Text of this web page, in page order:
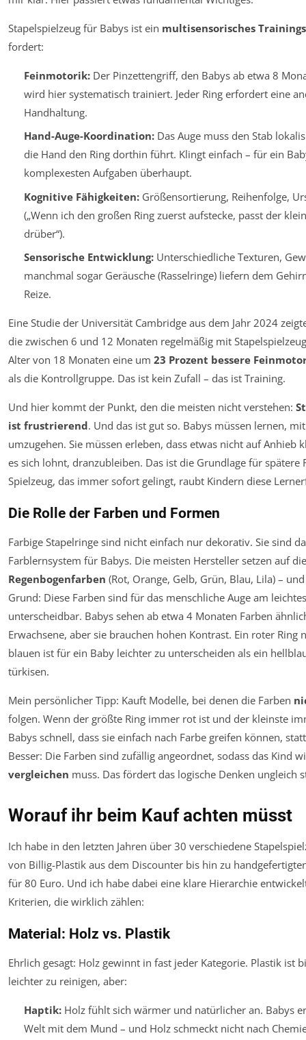
Stapelspielzeug für Babys ist ein multisensorisches
fordert:
Feinmotorik:Der Pinzettengriff, den Babys ab etwa 8
wird hier systematisch trainiert. Jeder Ring erfordert eine
Handhaltung.
Hand-Auge-Koordination:Das Auge muss den Stab
die Hand den Ring dorthin führt. Klingt einfach – für ein
komplexesten Aufgaben überhaupt.
Kognitive Fähigkeiten:Größensortierung, Reihenfolge,
(„Wenn ich den großen Ring zuerst aufstecke, passt der
drüber“).
Sensorische Entwicklung:Unterschiedliche Texturen,
manchmal sogar Geräusche (Rasselringe) liefern dem
Reize.
Eine Studie der Universität Cambridge aus dem Jahr 2024
die zwischen 6 und 12 Monaten regelmäßig mit
Alter von 18 Monaten eine um 23 Prozent bessere
als die Kontrollgruppe. Das ist kein Zufall – das ist Training.
Und hier kommt der Punkt, den die meisten nicht verstehen:
ist frustrierend. Und das ist gut so. Babys müssen lernen,
umzugehen. Sie müssen erleben, dass etwas nicht auf Anhieb
es sich lohnt, dranzubleiben. Das ist die Grundlage für spätere
Spielzeug, das immer sofort gelingt, raubt Kindern diese
Die Rolle der Farben und Formen
Farbige Stapelringe sind nicht einfach nur dekorativ. Sie sind
Farblernsystem für Babys. Die meisten Hersteller setzen auf die
Regenbogenfarben (Rot, Orange, Gelb, Grün, Blau, Lila) –
Grund: Diese Farben sind für das menschliche Auge am
unterscheidbar. Babys sehen ab etwa 4 Monaten Farben
Erwachsene, aber sie brauchen hohen Kontrast. Ein roter Ring
blauen ist für ein Baby leichter zu unterscheiden als ein
türkisen.
Mein persönlicher Tipp: Kauft Modelle, bei denen die Farben
folgen. Wenn der größte Ring immer rot ist und der kleinste
Babys schnell, dass sie einfach nach Farbe greifen können,
Besser: Die Farben sind zufällig angeordnet, sodass das Kind
vergleichen muss. Das fördert das logische Denken ungleich
Worauf ihr beim Kauf achten müsst
Ich habe in den letzten Jahren über 30 verschiedene
von Billig-Plastik aus dem Discounter bis hin zu
für 80 Euro. Und ich habe dabei eine klare Hierarchie
Kriterien, die wirklich zählen:
Material: Holz vs. Plastik
Ehrlich gesagt: Holz gewinnt in fast jeder Kategorie. Plastik ist
leichter zu reinigen, aber:
Haptik:Holz fühlt sich wärmer und natürlicher an. Babys
Welt mit dem Mund – und Holz schmeckt nicht nach